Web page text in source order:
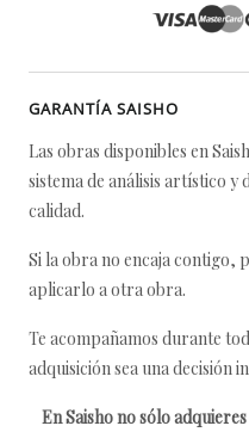
GARANTÍA SAISHO
Las obras disponibles en
sistema de análisis artístico y
calidad.
Si la obra no encaja
aplicarlo a otra obra.
Te acompañamos durante
adquisición sea una decisión
En Saisho no sólo